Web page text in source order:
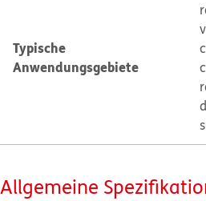
Typische
Anwendungsgebiete
Allgemeine